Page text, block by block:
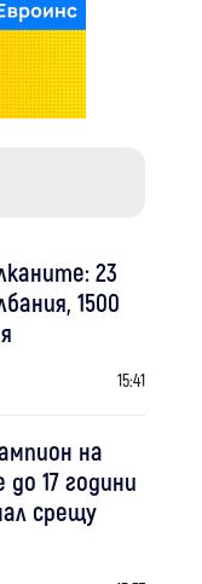
23
1500
15:41
на
17 години
срещу